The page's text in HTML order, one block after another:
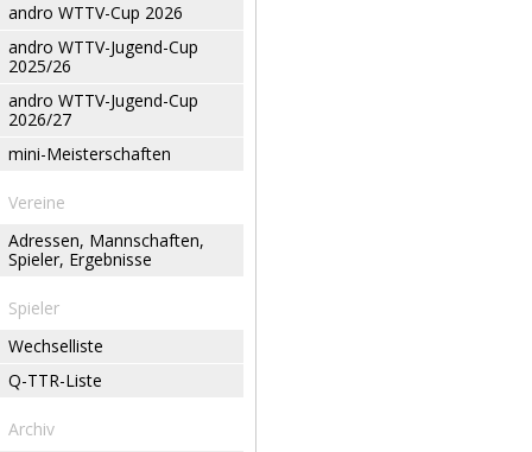
andro WTTV-Cup 2026
andro WTTV-Jugend-Cup
2025/26
andro WTTV-Jugend-Cup
2026/27
mini-Meisterschaften
Vereine
Adressen, Mannschaften,
Spieler, Ergebnisse
Spieler
Wechselliste
Q-TTR-Liste
Archiv